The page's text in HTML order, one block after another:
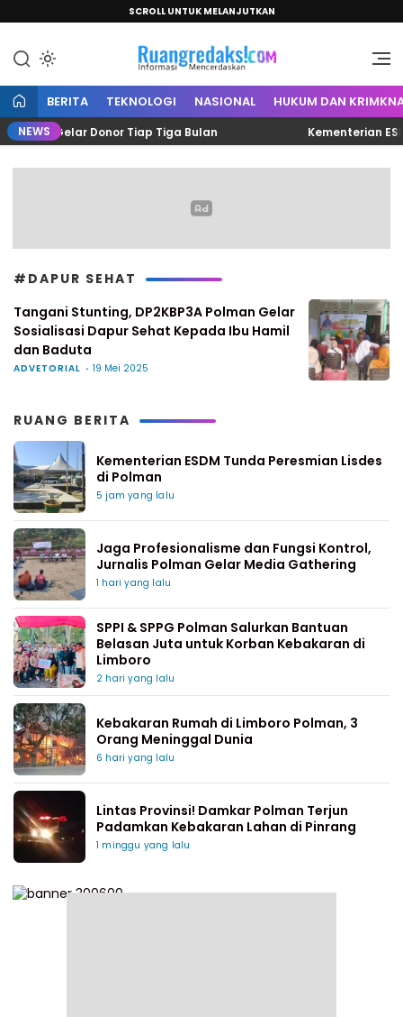
SCROLL UNTUK MELANJUTKAN
Ruang Redaksi
Informasi Mencerdaskan
BERITA TEKNOLOGI NASIONAL HUKUM DAN
NEWSGelar Donor Tiap Tiga Bulan Kementerian
#DAPUR SEHAT
Tangani Stunting, DP2KBP3A Polman Gelar
Sosialisasi Dapur Sehat Kepada Ibu Hamil
dan Baduta
ADVETORIAL 19 Mei 2025
RUANG BERITA
Kementerian ESDM Tunda Peresmian Lisdes
di Polman
5 jam yang lalu
Jaga Profesionalisme dan Fungsi Kontrol,
Jurnalis Polman Gelar Media Gathering
1 hari yang lalu
SPPI & SPPG Polman Salurkan Bantuan
Belasan Juta untuk Korban Kebakaran di
Limboro
2 hari yang lalu
Kebakaran Rumah di Limboro Polman, 3
Orang Meninggal Dunia
6 hari yang lalu
Lintas Provinsi! Damkar Polman Terjun
Padamkan Kebakaran Lahan di Pinrang
1 minggu yang lalu